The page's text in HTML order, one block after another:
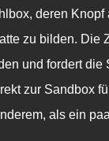
deren Knopf
zu bilden. Die
und fordert die
zur Sandbox
als ein